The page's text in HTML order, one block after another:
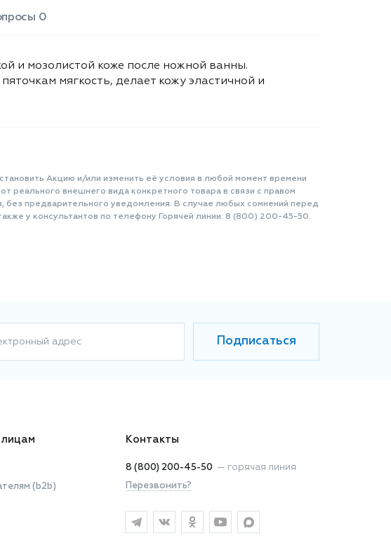
0
и мозолистой коже после ножной ванны.
мягкость, делает кожу эластичной и
Акцию и/или изменить её условия в любой момент времени
реального внешнего вида конкретного товара в связи с правом
без предварительного уведомления. В случае любых сомнений перед
у консультантов по телефону Горячей линии: 8 (800) 200-45-50.
адрес Подписаться
(b2b)
Контакты
8 (800) 200-45-50 — горячая линия
Перезвонить?